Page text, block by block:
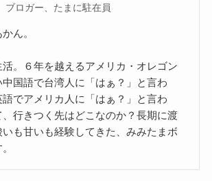
ブロガー、たまに駐在員
ん。
。６年を越えるアメリカ・オレゴン
国語で台湾人に「はぁ？」と言わ
でアメリカ人に「はぁ？」と言わ
行きつく先はどこなのか？長期に渡
いも甘いも経験してきた、みみたまボ